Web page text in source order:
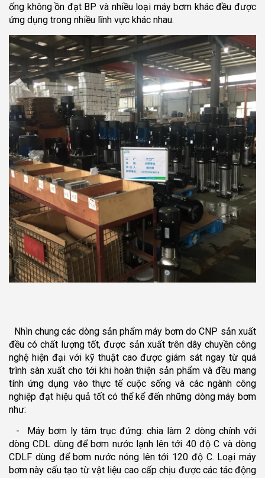
ống không ồn đạt BP và nhiều loại máy bơm khác đều được
ứng dụng trong nhiều lĩnh vực khác nhau.
Nhìn chung các dòng sản phẩm máy bơm do CNP sản xuất
đều có chất lượng tốt, được sản xuất trên dây chuyền công
nghệ hiện đại với kỹ thuật cao được giám sát ngay từ quá
trình sàn xuất cho tới khi hoàn thiện sản phẩm và đều mang
tính ứng dụng vào thực tế cuộc sống và các ngành công
nghiệp đạt hiệu quả tốt có thể kể đến những dòng máy bơm
như:
- Máy bơm ly tâm trục đứng: chia làm 2 dòng chính với
dòng CDL dùng để bơm nước lạnh lên tới 40 độ C và dòng
CDLF dùng để bơm nước nóng lên tới 120 độ C. Loại máy
bơm này cấu tạo từ vật liệu cao cấp chịu được các tác động